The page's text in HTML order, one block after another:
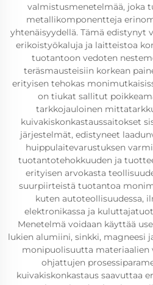
valmistusmenetelmää, joka
metallikomponentteja
yhtenäisyydellä. Tämä edistynyt
erikoistyökaluja ja laitteistoa
tuotantoon vedoten
teräsmausteisiin korkean
erityisen tehokas
on tiukat sallitut
tarkkojauloinen
kuivakiskonkastaussaitokset
järjestelmät, edistyneet
huippulaitevarustuksen
tuotantotehokkuuden ja
erityisen arvokasta
suurpiirteistä tuotantoa
kuten autoteollisuudessa,
elektronikassa ja
Menetelmä voidaan käyttää
lukien alumiini, sinkki, magneesi
monipuolisuutta materiaalien
ohjattujen
kuivakiskonkastaus saavuttaa